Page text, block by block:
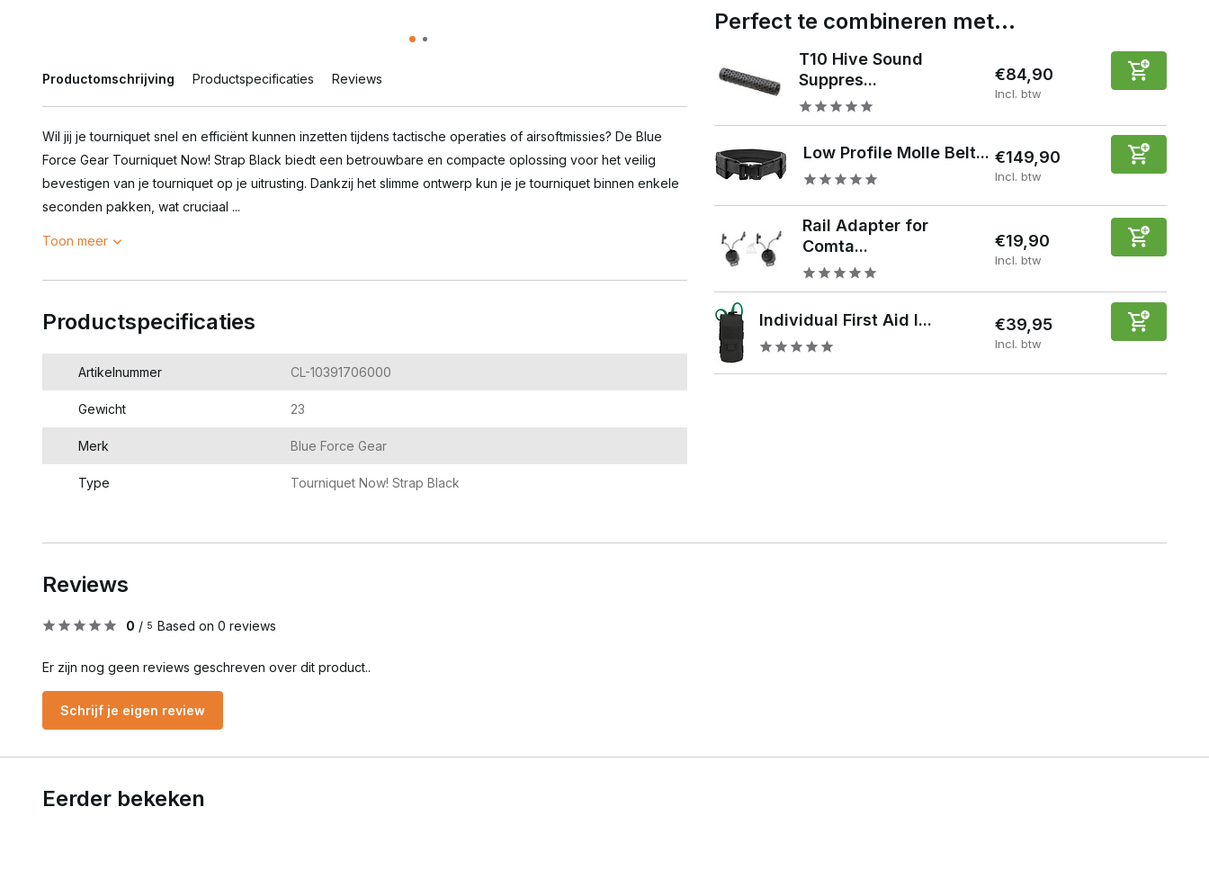
Productomschrijving Productspecificaties Reviews
Wil jij je tourniquet snel en efficiënt kunnen inzetten tijdens tactische operaties of airsoftmissies? De Blue
Force Gear Tourniquet Now! Strap Black biedt een betrouwbare en compacte oplossing voor het veilig
bevestigen van je tourniquet op je uitrusting. Dankzij het slimme ontwerp kun je je tourniquet binnen enkele
seconden pakken, wat cruciaal ...
Toon meer
Productspecificaties
Artikelnummer CL-10391706000
Gewicht 23
Merk Blue Force Gear
Type Tourniquet Now! Strap Black
Perfect te combineren met…
T10 Hive Sound
Suppres...
€84,90
Incl. btw
Low Profile Molle Belt... €149,90
Incl. btw
Rail Adapter for
Comta...
€19,90
Incl. btw
Individual First Aid I... €39,95
Incl. btw
Reviews
0 / 5 Based on 0 reviews
Er zijn nog geen reviews geschreven over dit product..
Schrijf je eigen review
Eerder bekeken